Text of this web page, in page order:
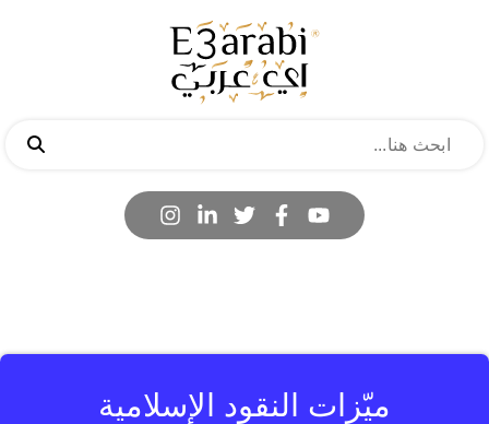
ميّزات النقود الإسلامية